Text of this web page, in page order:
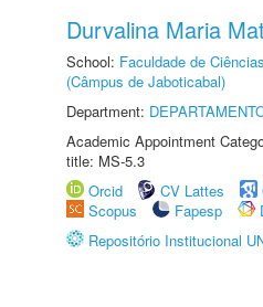
Durvalina Maria
School: Faculdade de
(Câmpus de Jaboticabal)
Department:
Academic Appointment
title: MS-5.3
Orcid
CV Lattes
Scopus
Fapesp
Repositório Institucional